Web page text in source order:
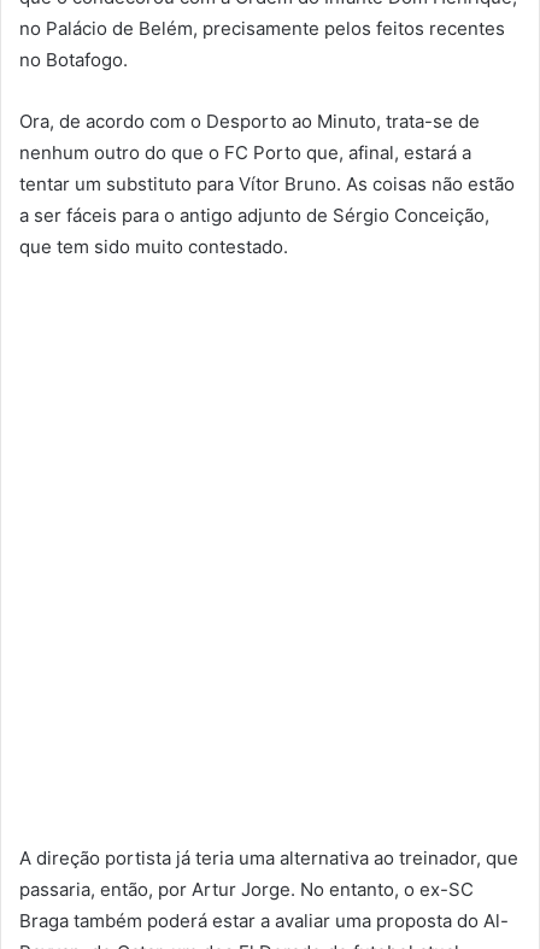
no Palácio de Belém, precisamente pelos feitos recentes
no Botafogo.
Ora, de acordo com o Desporto ao Minuto, trata-se de
nenhum outro do que o FC Porto que, afinal, estará a
tentar um substituto para Vítor Bruno. As coisas não estão
a ser fáceis para o antigo adjunto de Sérgio Conceição,
que tem sido muito contestado.
A direção portista já teria uma alternativa ao treinador, que
passaria, então, por Artur Jorge. No entanto, o ex-SC
Braga também poderá estar a avaliar uma proposta do Al-